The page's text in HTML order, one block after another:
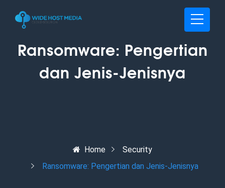
Ransomware: Pengertian
dan Jenis-Jenisnya
Home
Security
Ransomware: Pengertian dan Jenis-Jenisnya